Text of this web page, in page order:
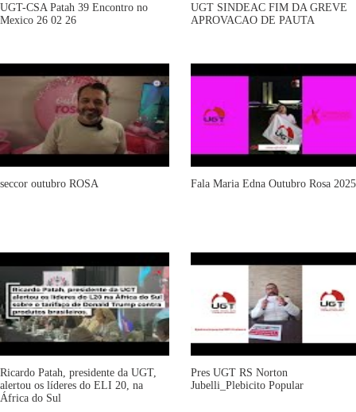
UGT-CSA Patah 39 Encontro no
Mexico 26 02 26
UGT SINDEAC FIM DA GREVE
APROVACAO DE PAUTA
seccor outubro ROSA Fala Maria Edna Outubro Rosa 2025
Ricardo Patah, presidente da UGT,
alertou os líderes do ELI 20, na
África do Sul
Pres UGT RS Norton
Jubelli_Plebicito Popular